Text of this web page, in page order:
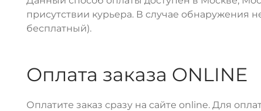
присутствии курьера. В случае обнаружения
бесплатный).
Оплата заказа ONLINE
Оплатите заказ сразу на сайте online. Для